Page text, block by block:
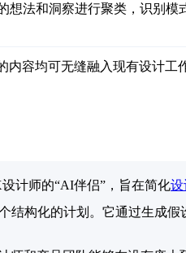
法和洞察进行聚类，识别模
内容均可无缝融入现有设计工
计师的“AI伴侣”，旨在简化设
构化的计划。它通过生成